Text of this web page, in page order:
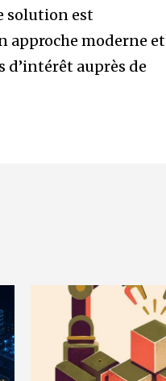
solution est
approche moderne et
d’intérêt auprès de